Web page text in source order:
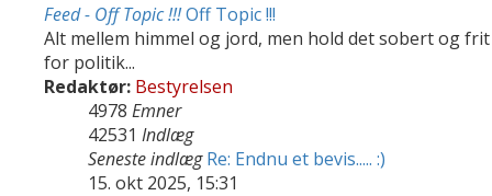
Feed - Off Topic !!!Off Topic !!!
Alt mellem himmel og jord, men hold det sobert og frit
for politik...
Redaktør: Bestyrelsen
4978 Emner
42531 Indlæg
Seneste indlæg Re: Endnu et bevis..... :)
15. okt 2025, 15:31